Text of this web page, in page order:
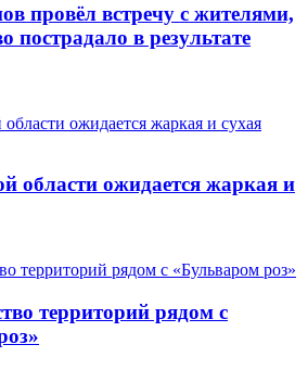
провёл встречу с жителями,
пострадало в результате
области ожидается жаркая и
территорий рядом с